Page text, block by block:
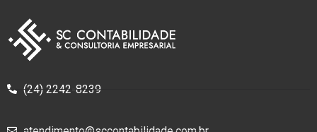
(24) 2242-8239